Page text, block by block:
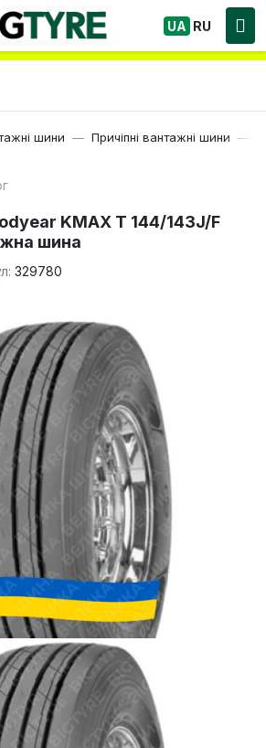
Великий вибір Шин, швидка
по Україні!
UA RU
шини Причіпні вантажні шини
KMAX T 144/143J/F
шина
329780